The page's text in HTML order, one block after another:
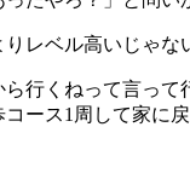
レベル高いじゃ
行くねって言っ
ース1周して家